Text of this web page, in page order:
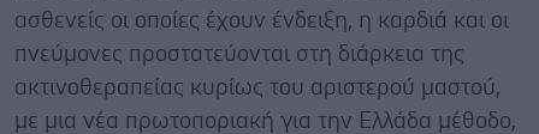
ασθενείς οι οποίες έχουν ένδειξη, η καρδιά και οι
πνεύμονες προστατεύονται στη διάρκεια της
ακτινοθεραπείας κυρίως του αριστερού μαστού,
με μια νέα πρωτοποριακή για την Ελλάδα μέθοδο,